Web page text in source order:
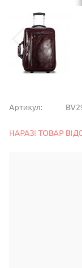
Артикул:
НАРАЗІ ТОВАР